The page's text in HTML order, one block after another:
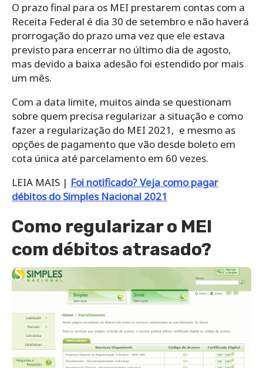
O prazo final para os MEI prestarem contas com a
Receita Federal é dia 30 de setembro e não haverá
prorrogação do prazo uma vez que ele estava
previsto para encerrar no último dia de agosto,
mas devido a baixa adesão foi estendido por mais
um mês.
Com a data limite, muitos ainda se questionam
sobre quem precisa regularizar a situação e como
fazer a regularização do MEI 2021, e mesmo as
opções de pagamento que vão desde boleto em
cota única até parcelamento em 60 vezes.
LEIA MAIS | Foi notificado? Veja como pagar
débitos do Simples Nacional 2021
Como regularizar o MEI
com débitos atrasado?